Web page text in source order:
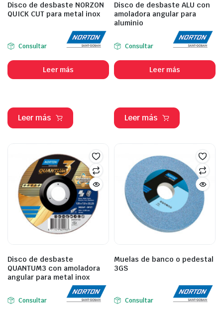
Disco de desbaste NORZON
QUICK CUT para metal inox
Consultar
Leer más
Leer más
Disco de desbaste ALU con
amoladora angular para
aluminio
Consultar
Leer más
Leer más
Disco de desbaste
QUANTUM3 con amoladora
angular para metal inox
Consultar
Muelas de banco o pedestal
3GS
Consultar